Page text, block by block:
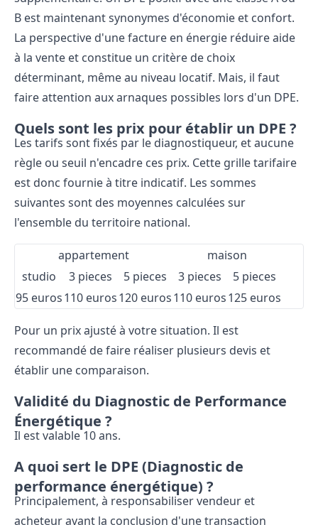
B est maintenant synonymes d'économie et confort.
La perspective d'une facture en énergie réduire aide
à la vente et constitue un critère de choix
déterminant, même au niveau locatif. Mais, il faut
faire attention auxarnaques possibles lors d'un DPE.
Quels sont les prix pour établir un DPE ?
Les tarifs sont fixés par le diagnostiqueur, et aucune
règle ou seuil n'encadre ces prix. Cette grille tarifaire
est donc fournie à titre indicatif. Les sommes
suivantes sont des moyennes calculées sur
l'ensemble du territoire national.
appartement
maison
studio
3 pieces 5 pieces 3 pieces
5 pieces
95 euros110 euros120 euros110 euros125 euros
Pour un prix ajusté à votre situation. Il est
recommandé de faire réaliser plusieurs devis et
établir une comparaison.
Validité du Diagnostic de Performance
Énergétique ?
Il est valable 10 ans.
A quoi sert le DPE (Diagnostic de
performance énergétique) ?
Principalement, à responsabiliser vendeur et
acheteur avant la conclusion d'une transaction